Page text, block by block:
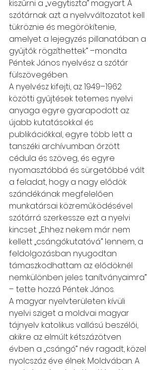
kiszűrni a „vegytiszta” magyart. A
szótárnak azt a nyelvváltozatot kell
tükröznie és megörökítenie,
amelyet a lejegyzés pillanatában a
gyűjtők rögzíthettek” –mondta
Péntek János nyelvész a szótár
fülszövegében.
A nyelvész kifejti, az 1949–1962
közötti gyűjtések tetemes nyelvi
anyaga egyre gyarapodott az
újabb kutatásokkal és
publikációkkal, egyre több lett a
tanszéki archívumban őrzött
cédula és szöveg, és egyre
nyomasztóbbá és sürgetőbbé vált
a feladat, hogy a nagy elődök
szándékának megfelelően
munkatársai közreműködésével
szótárrá szerkessze ezt a nyelvi
kincset. „Ehhez nekem már nem
kellett „csángókutatóvá” lennem, a
feldolgozásban nyugodtan
támaszkodhattam az elődöknél
nemkülönben jeles tanítványaimra”
– tette hozzá Péntek János.
A magyar nyelvterületen kívüli
nyelvi sziget a moldvai magyar
tájnyelv katolikus vallású beszélői,
akikre az elmúlt kétszázötven
évben a „csángó” név ragadt, közel
nyolcszáz éve élnek Moldvában. A